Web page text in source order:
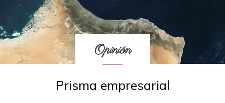
Opinión
Prisma empresarial